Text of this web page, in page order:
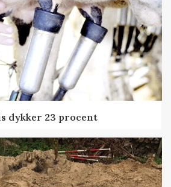
dykker 23 procent